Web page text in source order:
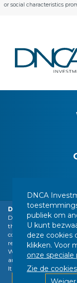
DNCA Finance
DNCA Finance, an
the public's attention to
company calling itself
referring to DNCA
WhatsApp about a
any of its branches
Italy, offer Bitcoin
Find out more
or social characteristics
CONTACT
JURIDISCHE
ONS
DNCA
publiek om
U kunt
deze cookies
klikken. Voor
onze speciale
Zie de